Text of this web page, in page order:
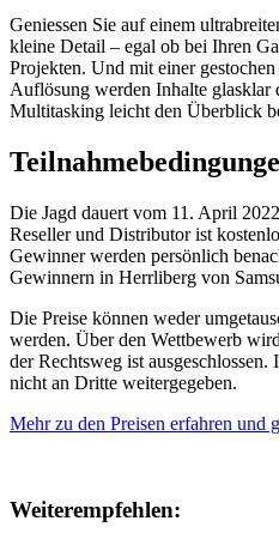
Geniessen Sie auf einem
kleine Detail – egal ob bei Ihren
Projekten. Und mit einer
Auflösung werden Inhalte glasklar
Multitasking leicht den Überblick
Die Jagd dauert vom 11. April
Reseller und Distributor ist
Gewinner werden persönlich
Gewinnern in Herrliberg von
Die Preise können weder
werden. Über den Wettbewerb
der Rechtsweg ist
nicht an Dritte weitergegeben.
Mehr zu den Preisen erfahren und
Weiterempfehlen: